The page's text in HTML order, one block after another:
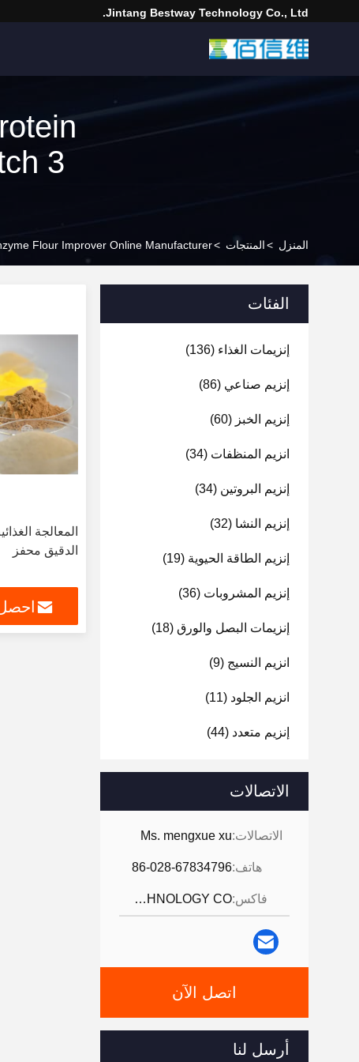
Jintang Bestway Technology Co., Ltd.
3
المنزل >المنتجات >
Flour Improver Online Manufacturer
الفئات
إنزيمات الغذاء (136)
إنزيم صناعي (86)
إنزيم الخبز (60)
انزيم المنظفات (34)
إنزيم البروتين (34)
إنزيم النشا (32)
إنزيم الطاقة الحيوية (19)
إنزيم المشروبات (36)
إنزيمات البصل والورق (18)
انزيم النسيج (9)
انزيم الجلود (11)
إنزيم متعدد (44)
الاتصالات
الاتصالات:Ms. mengxue xu
هاتف:86-028-67834796
فاكس: JINTANG BESTWAY TECHNOLOGY CO
اتصل الآن
أرسل لنا
المعالجة
الدقيق محفز